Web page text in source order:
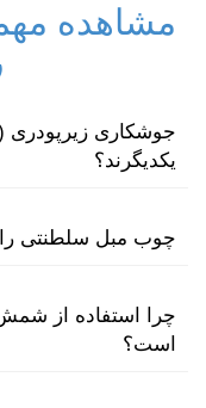
مشاهده
یکدیگرند؟
چوب مبل سلطنتی را
چرا استفاده از شمش
است؟